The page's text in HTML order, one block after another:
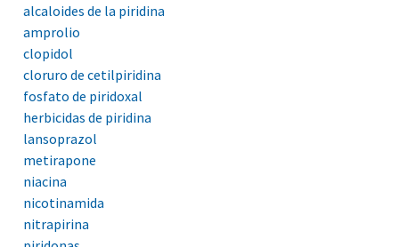
alcaloides de la piridina
amprolio
clopidol
cloruro de cetilpiridina
fosfato de piridoxal
herbicidas de piridina
lansoprazol
metirapone
niacina
nicotinamida
nitrapirina